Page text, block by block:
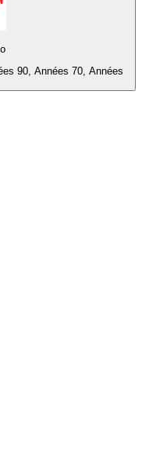
90, Années 70, Années